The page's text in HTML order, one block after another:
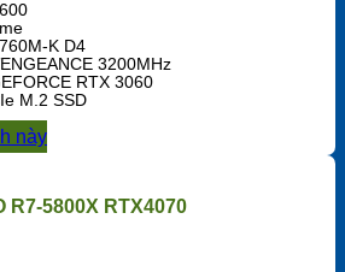
K D4
3200MHz
RTX 3060
M.2 SSD
này
R7-5800X RTX4070